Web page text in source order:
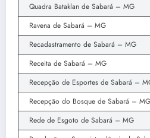
Quadra Bataklan de Sabará – MG
Ravena de Sabará – MG
Recadastramento de Sabará – MG
Receita de Sabará – MG
Recepção de Esportes de Sabará –
Recepção do Bosque de Sabará – MG
Rede de Esgoto de Sabará – MG